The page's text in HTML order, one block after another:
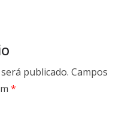
publicado. Campos
*